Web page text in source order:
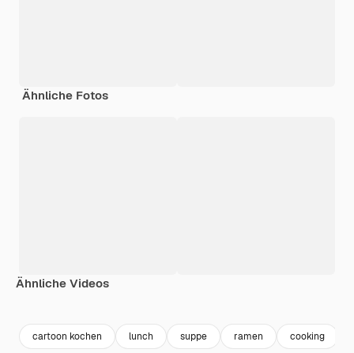
Ähnliche Fotos
Ähnliche Videos
cartoon kochen lunch suppe ramen cooking